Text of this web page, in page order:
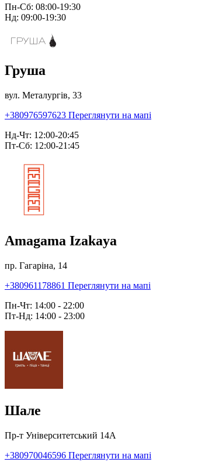
Пн-Сб: 08:00-19:30
Нд: 09:00-19:30
Груша
вул. Металургів, 33
+380976597623 Переглянути на мапі
Нд-Чт: 12:00-20:45
Пт-Сб: 12:00-21:45
Amagama Izakaya
пр. Гагаріна, 14
+380961178861 Переглянути на мапі
Пн-Чт: 14:00 - 22:00
Пт-Нд: 14:00 - 23:00
Шале
Пр-т Університетський 14А
+380970046596 Переглянути на мапі